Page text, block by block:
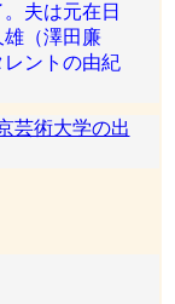
夫は元在日
（澤田廉
ントの由紀
芸術大学の出